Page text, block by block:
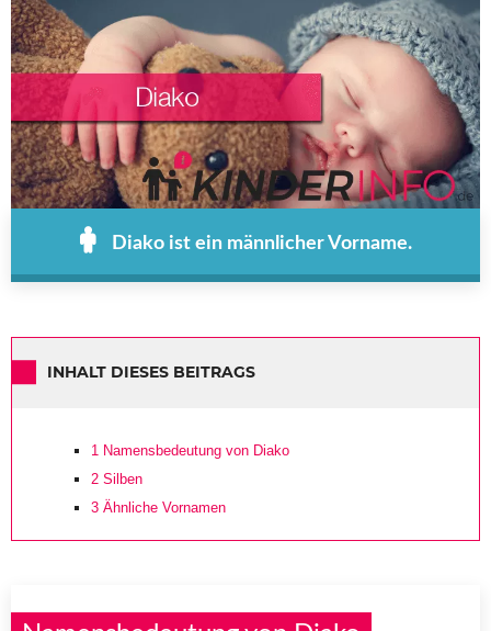
Diako ist ein männlicher Vorname.
INHALT DIESES BEITRAGS
1 Namensbedeutung von Diako
2 Silben
3 Ähnliche Vornamen